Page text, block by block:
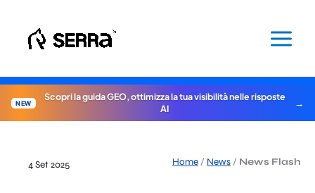
contenuto
NEW
Scopri la guida GEO, ottimizza la tua visibilità nelle risposte
AI
Home / News / News Flash
4 Set 2025